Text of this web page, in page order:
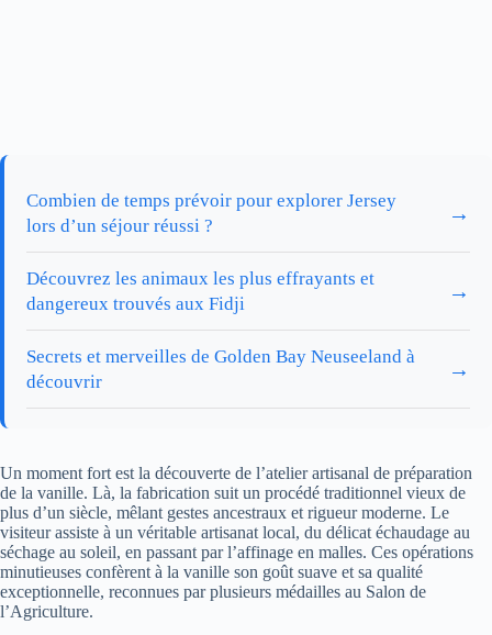
Combien de temps prévoir pour explorer Jersey
lors d’un séjour réussi ?
→
Découvrez les animaux les plus effrayants et
dangereux trouvés aux Fidji
→
Secrets et merveilles de Golden Bay Neuseeland à
découvrir
→
Un moment fort est la découverte de l’atelier artisanal de préparation
de la vanille. Là, la fabrication suit un procédé traditionnel vieux de
plus d’un siècle, mêlant gestes ancestraux et rigueur moderne. Le
visiteur assiste à un véritable artisanat local, du délicat échaudage au
séchage au soleil, en passant par l’affinage en malles. Ces opérations
minutieuses confèrent à la vanille son goût suave et sa qualité
exceptionnelle, reconnues par plusieurs médailles au Salon de
l’Agriculture.